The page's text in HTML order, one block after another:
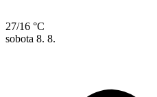
27/16 °C
sobota 8. 8.